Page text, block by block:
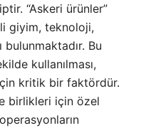
“Askeri ürünler”
giyim, teknoloji,
Bu
kullanılması,
kritik bir faktördür.
birlikleri için özel